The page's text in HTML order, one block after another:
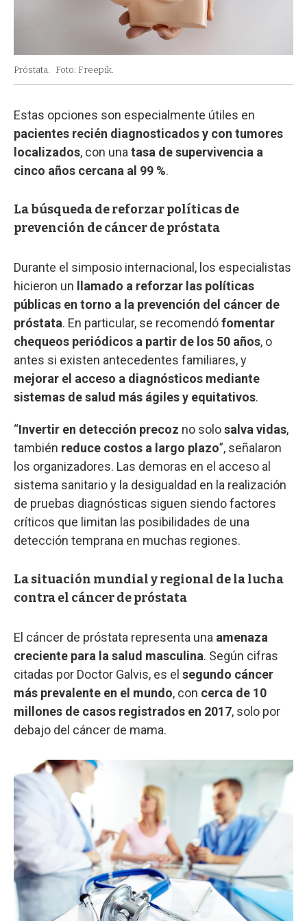
Próstata. Foto: Freepik.
Estas opciones son especialmente útiles en
pacientes recién diagnosticados y con tumores
localizados, con una tasa de supervivencia a
cinco años cercana al 99 %.
La búsqueda de reforzar políticas de
prevención de cáncer de próstata
Durante el simposio internacional, los especialistas
hicieron un
llamado a reforzar las políticas
públicas en torno a la prevención del cáncer de
próstata. En particular, se recomendófomentar
chequeos periódicos a partir de los 50 años, o
antes si existen antecedentes familiares, y
mejorar el acceso a diagnósticos mediante
sistemas de salud más ágiles y equitativos.
“Invertir en detección precoz no solosalva vidas,
también reduce costos a largo plazo”, señalaron
los organizadores. Las demoras en el acceso al
sistema sanitario y la desigualdad en la realización
de pruebas diagnósticas siguen siendo factores
críticos que limitan las posibilidades de una
detección temprana en muchas regiones.
La situación mundial y regional de la lucha
contra el cáncer de próstata
El cáncer de próstata representa una amenaza
creciente para la salud masculina. Según cifras
citadas por Doctor Galvis, es el segundo cáncer
más prevalente en el mundo, con cerca de 10
millones de casos registrados en 2017, solo por
debajo del cáncer de mama.